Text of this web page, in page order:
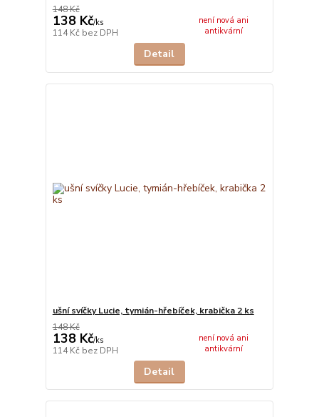
148 Kč
138 Kč/ks
114 Kč bez DPH
není nová ani
antikvární
Detail
ušní svíčky Lucie, tymián-hřebíček, krabička 2 ks
148 Kč
138 Kč/ks
114 Kč bez DPH
není nová ani
antikvární
Detail